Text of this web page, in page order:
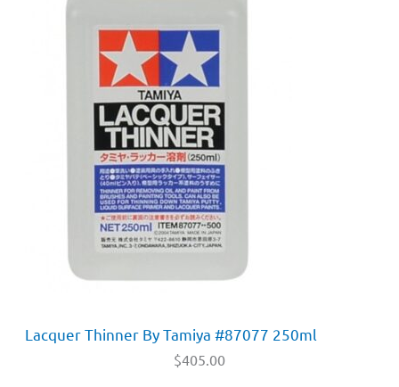
Lacquer Thinner By Tamiya #87077 250ml
$405.00